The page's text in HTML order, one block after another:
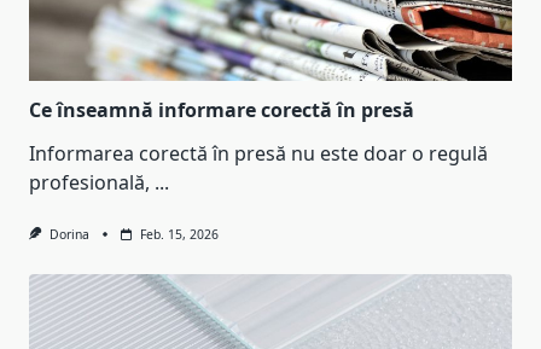
Ce înseamnă informare corectă în presă
Informarea corectă în presă nu este doar o regulă
profesională, ...
Dorina Feb. 15, 2026